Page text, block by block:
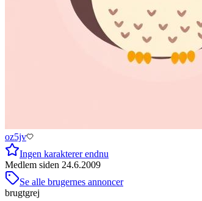
oz5jv
Ingen karakterer endnu
Medlem siden 24.6.2009
Se alle brugernes annoncer
brugtgrej